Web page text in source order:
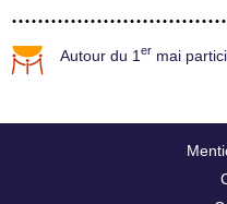
Autour du 1 er mai